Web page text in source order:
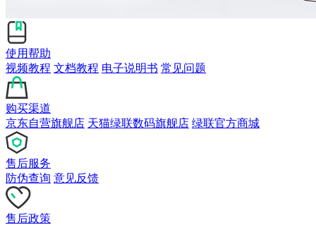
使用帮助
视频教程 文档教程 电子说明书 常见问题
购买渠道
京东自营旗舰店 天猫绿联数码旗舰店 绿联官方商城
售后服务
防伪查询 意见反馈
售后政策